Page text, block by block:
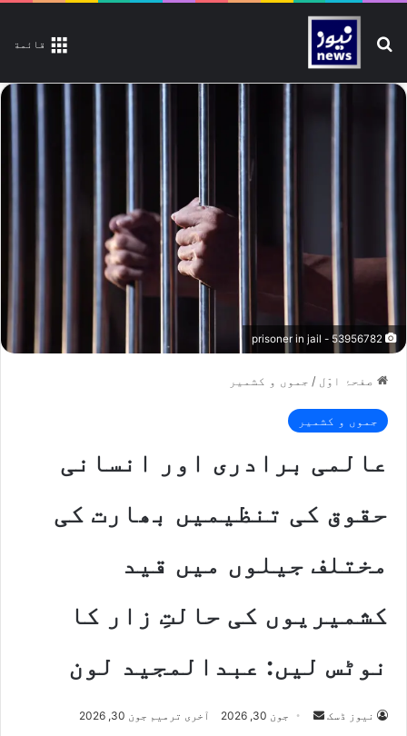
قائمة تلاش کیجیے
صفحۂ اوّل / جموں و کشمیر
جموں و کشمیر
عالمی برادری اور انسانی
حقوق کی تنظیمیں بھارت کی
مختلف جیلوں میں قید
کشمیریوں کی حالتِ زار کا
نوٹس لیں: عبدالمجید لون
نیوز ڈسک
Send جون 30, 2026 آخری ترمیم جون 30, 2026